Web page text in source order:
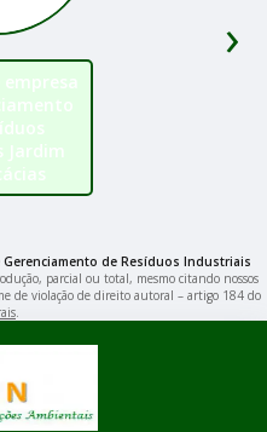
Jardim
›
de Resíduos Industriais
parcial ou total, mesmo citando nossos
de violação de direito autoral – artigo 184 do